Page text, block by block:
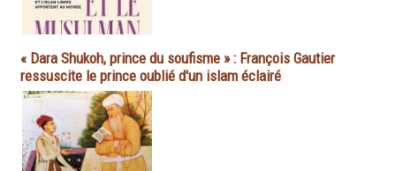
« Dara Shukoh, prince du soufisme » : François Gautier
ressuscite le prince oublié d'un islam éclairé